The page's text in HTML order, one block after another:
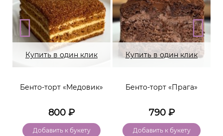
Купить в один клик
Бенто-торт «Медовик»
800 ₽
Добавить к букету
Купить в один клик
Бенто-торт «Прага»
790₽
Добавить к букету